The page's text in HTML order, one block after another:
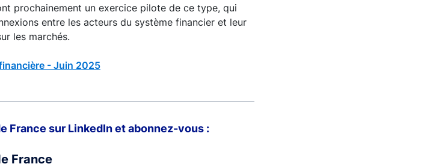
prochainement un exercice pilote de ce type, qui
entre les acteurs du système financier et leur
les marchés.
- Juin 2025
France sur LinkedIn et abonnez-vous :
France